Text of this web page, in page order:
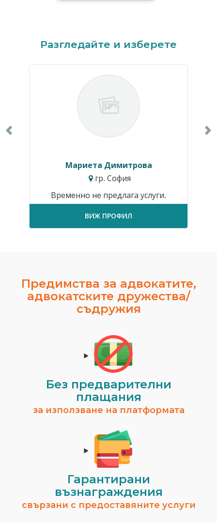
Разгледайте и изберете
Мариета Димитрова
гр. София
Временно не предлага услуги.
ВИЖ ПРОФИЛ
Предимства за адвокатите,
адвокатските дружества/
съдружия
Без предварителни
плащания
за използване на платформата
Гарантирани
възнаграждения
свързани с предоставяните услуги